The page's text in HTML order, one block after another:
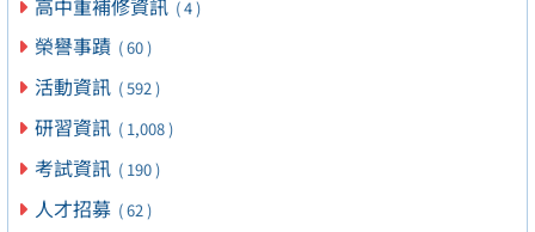
( 4 )
榮譽事蹟 ( 60 )
活動資訊 ( 592 )
研習資訊 ( 1,008 )
考試資訊 ( 190 )
人才招募 ( 62 )